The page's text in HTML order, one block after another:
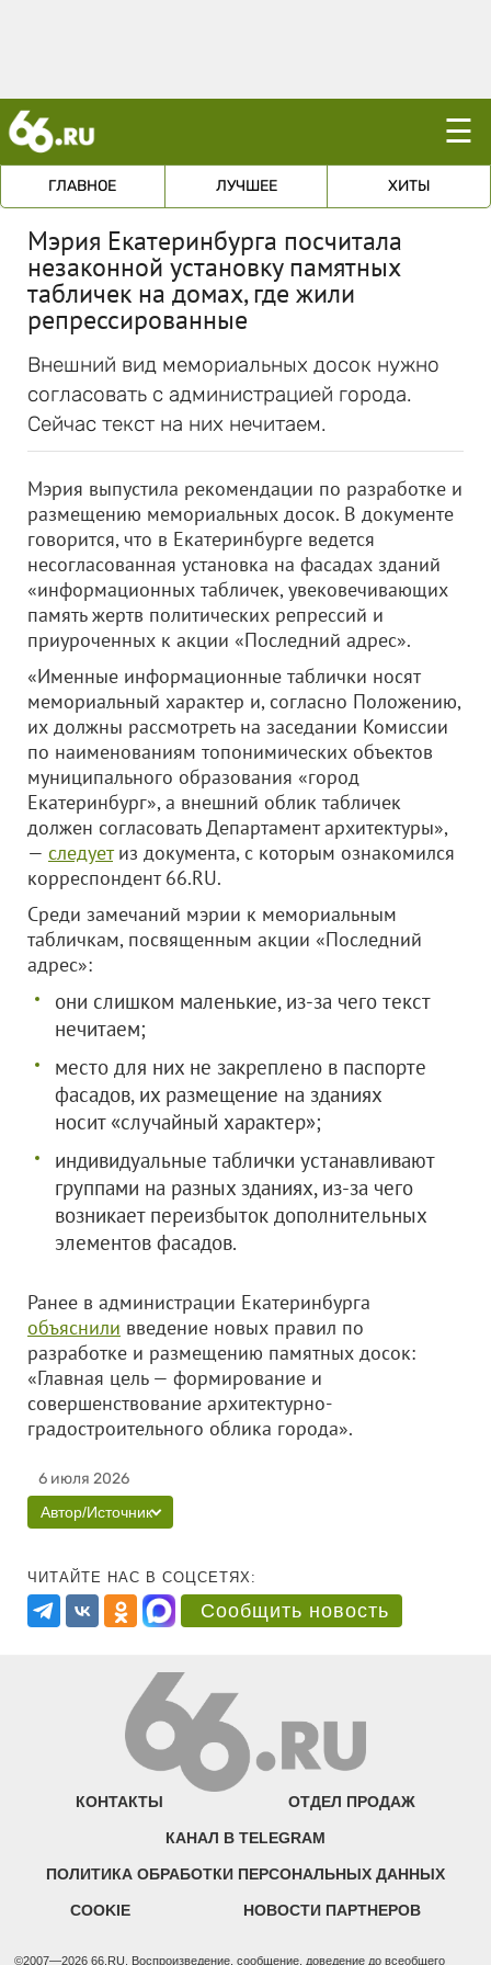
☰
ГЛАВНОЕ ЛУЧШЕЕ ХИТЫ
Мэрия Екатеринбурга посчитала
незаконной установку памятных
табличек на домах, где жили
репрессированные
Внешний вид мемориальных досок нужно
согласовать с администрацией города.
Сейчас текст на них нечитаем.
Мэрия выпустила рекомендации по разработке и
размещению мемориальных досок. В документе
говорится, что в Екатеринбурге ведется
несогласованная установка на фасадах зданий
«информационных табличек, увековечивающих
память жертв политических репрессий и
приуроченных к акции «Последний адрес».
«Именные информационные таблички носят
мемориальный характер и, согласно Положению,
их должны рассмотреть на заседании Комиссии
по наименованиям топонимических объектов
муниципального образования «город
Екатеринбург», а внешний облик табличек
должен согласовать Департамент архитектуры»,
— следуетиз документа, с которым ознакомился
корреспондент 66.RU.
Среди замечаний мэрии к мемориальным
табличкам, посвященным акции «Последний
адрес»:
они слишком маленькие, из-за чего текст
нечитаем;
место для них не закреплено в паспорте
фасадов, их размещение на зданиях
носит «случайный характер»;
индивидуальные таблички устанавливают
группами на разных зданиях, из-за чего
возникает переизбыток дополнительных
элементов фасадов.
Ранее в администрации Екатеринбурга
объяснили введение новых правил по
разработке и размещению памятных досок:
«Главная цель — формирование и
совершенствование архитектурно-
градостроительного облика города».
6 июля 2026
Автор/Источник
ЧИТАЙТЕ НАС В СОЦСЕТЯХ:
Сообщить новость
КОНТАКТЫ ОТДЕЛ ПРОДАЖ
КАНАЛ В TELEGRAM
ПОЛИТИКА ОБРАБОТКИ ПЕРСОНАЛЬНЫХ ДАННЫХ
COOKIE НОВОСТИ ПАРТНЕРОВ
©2007—2026 66.RU. Воспроизведение, сообщение, доведение до всеобщего